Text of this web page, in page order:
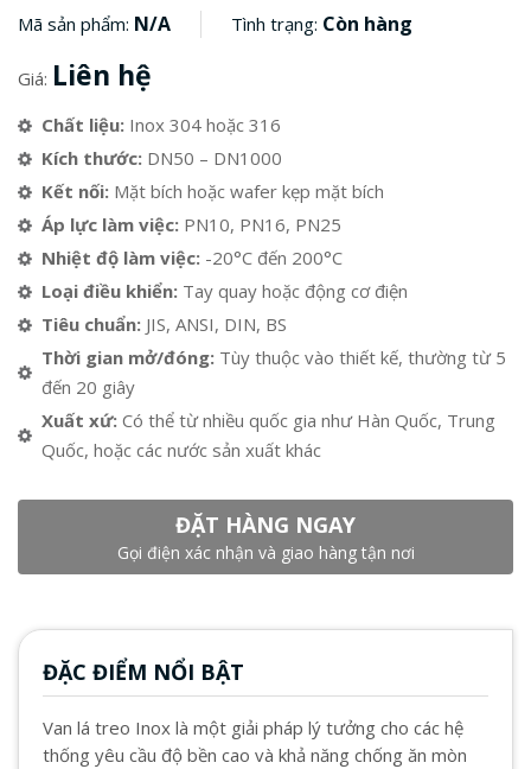
Mã sản phẩm: N/A Tình trạng: Còn hàng
Giá: Liên hệ
Chất liệu: Inox 304 hoặc 316
Kích thước: DN50 – DN1000
Kết nối: Mặt bích hoặc wafer kẹp mặt bích
Áp lực làm việc: PN10, PN16, PN25
Nhiệt độ làm việc: -20°C đến 200°C
Loại điều khiển: Tay quay hoặc động cơ điện
Tiêu chuẩn: JIS, ANSI, DIN, BS
Thời gian mở/đóng: Tùy thuộc vào thiết kế, thường từ 5
đến 20 giây
Xuất xứ: Có thể từ nhiều quốc gia như Hàn Quốc, Trung
Quốc, hoặc các nước sản xuất khác
ĐẶT HÀNG NGAY
Gọi điện xác nhận và giao hàng tận nơi
ĐẶC ĐIỂM NỔI BẬT
Van lá treo Inox là một giải pháp lý tưởng cho các hệ
thống yêu cầu độ bền cao và khả năng chống ăn mòn